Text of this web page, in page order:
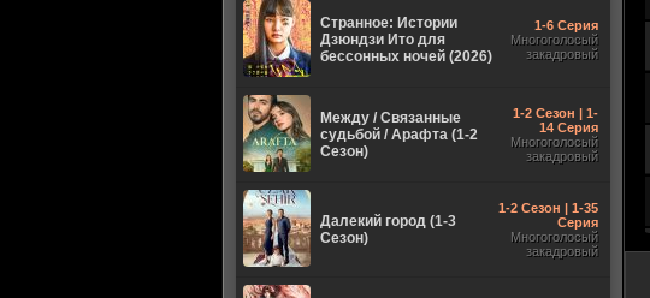
Странное: Истории
Дзюндзи Ито для
бессонных ночей (2026)
1-6 Серия
Многоголосый
закадровый
Между / Связанные
судьбой / Арафта (1-2
Сезон)
1-2 Сезон | 1-
14 Серия
Многоголосый
закадровый
Далекий город (1-3
Сезон)
1-2 Сезон | 1-35
Серия
Многоголосый
закадровый